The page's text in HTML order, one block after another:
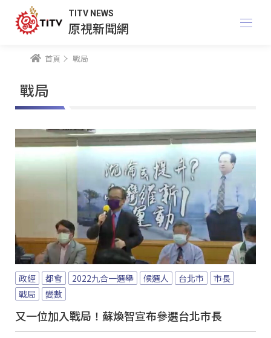
TITV NEWS
原視新聞網
首頁 戰局
戰局
政經 都會 2022九合一選舉 候選人 台北市
市長
戰局
變數
又一位加入戰局！蘇煥智宣布參選台北市長